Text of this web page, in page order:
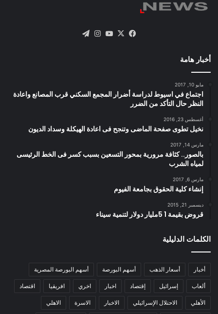
فيسبوك
X يوتيوبانستقرام
أخبار هامة
مايو 10, 2017
اجتماع في اسيوط لدراسة أضرار المجمع السكني قرب المصانع واعادة
النظر حال التأكد من الضرر
أغسطس 23, 2016
نخيل تطوى صفحة الماضى وتنجح فى اعادة الهيكلة وسداد الديون
مارس 14, 2017
بالصور.. كثافة مرورية بمحور التسعين بسبب كسر فى الخط الرئيسى
لمياه الشرب
مارس 6, 2017
إنشاء كلية الحقوق بجامعة الفيوم
ديسمبر 21, 2015
قروض بقيمة 1 5مليار دولار لتنمية سيناء
الكلمات الدليلية
أخبار أسعار الذهب أسهم البورصة أسهم البورصة المصرية
ألعاب إسرائيل إقتصاد اخبار اخري افريقيا اقتصاد
الأهلي الاحتلال الإسرائيلي الاخبار الاسرة الاهلي